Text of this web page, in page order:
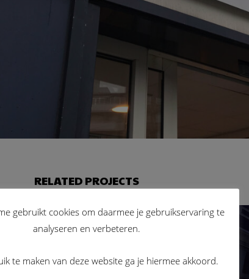
RELATED PROJECTS
gebruikt cookies om daarmee je gebruikservaring te
analyseren en verbeteren.
te maken van deze website ga je hiermee akkoord.